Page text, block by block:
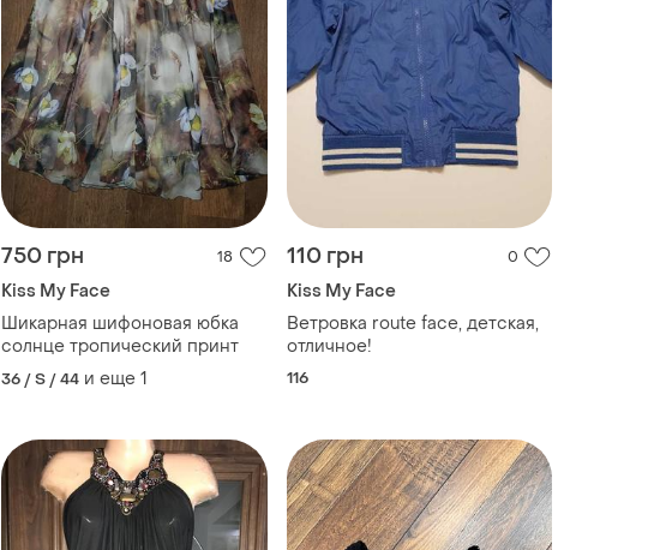
750 грн 18
Kiss My Face
Шикарная шифоновая юбка
солнце тропический принт
36 / S / 44 и еще 1
110 грн 0
Kiss My Face
Ветровка route face, детская,
отличное!
116